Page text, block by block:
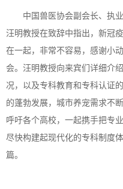
中国兽医协会副会长、执
汪明教授在致辞中指出，新冠
在一起，非常不容易，感谢小
会。汪明教授向来宾们详细介
况，以及专科教育和专科认证
的蓬勃发展，城市养宠需求不
呼吁各个高校，一起携手把专
尽快构建起现代化的专科制度
篇。